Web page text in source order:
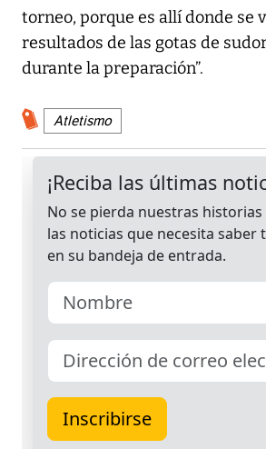
torneo, porque es allí donde se
resultados de las gotas de
durante la preparación”.
Atletismo